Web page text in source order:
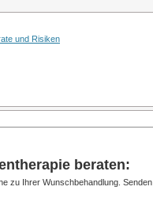
und Risiken
beraten:
zu Ihrer Wunschbehandlung. Senden